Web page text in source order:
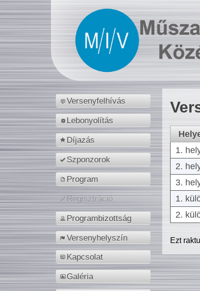
Versenyfelhívás
Lebonyolítás
Díjazás
Szponzorok
Program
Regisztráció
Programbizottság
Versenyhelyszín
Kapcsolat
Galéria
1.
2.
3.
1.
2.
Ezt